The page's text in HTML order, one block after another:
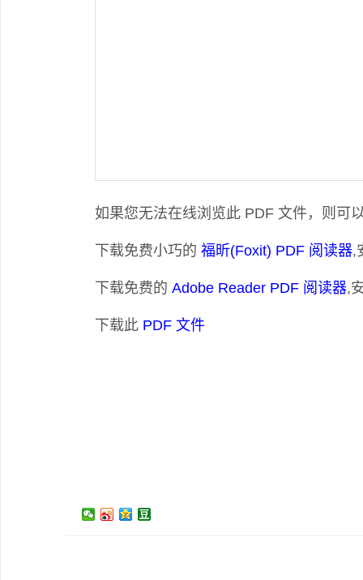
如果您无法在线浏览此 PDF 文件，则可
下载免费小巧的 福昕(Foxit) PDF 阅读器,
下载免费的 Adobe Reader PDF 阅读器,
下载此 PDF 文件